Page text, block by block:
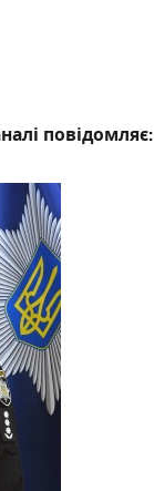
повідомляє: